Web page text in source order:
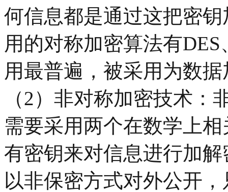
何信息都是通过这把密
用的对称加密算法有
用最普遍，被采用为数
（2）非对称加密技术
需要采用两个在数学上
有密钥来对信息进行加
以非保密方式对外公开